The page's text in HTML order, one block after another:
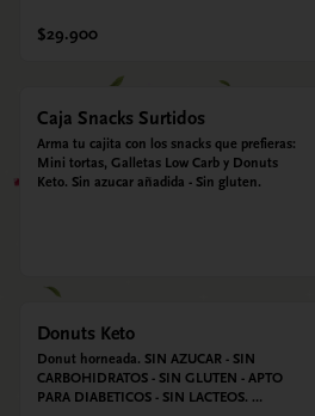
$29.900
Caja Snacks Surtidos
Arma tu cajita con los snacks que prefieras:
Mini tortas, Galletas Low Carb y Donuts
Keto. Sin azucar añadida - Sin gluten.
Donuts Keto
Donut horneada. SIN AZUCAR - SIN
CARBOHIDRATOS - SIN GLUTEN - APTO
PARA DIABETICOS - SIN LACTEOS.